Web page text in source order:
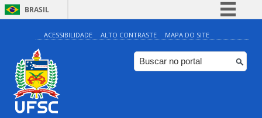
BRASIL
Simplifique!
Comunica BR
Participe
ACESSIBILIDADE ALTO CONTRASTE MAPA DO SITE